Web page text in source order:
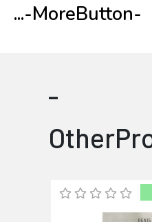
...-MoreButton-
-